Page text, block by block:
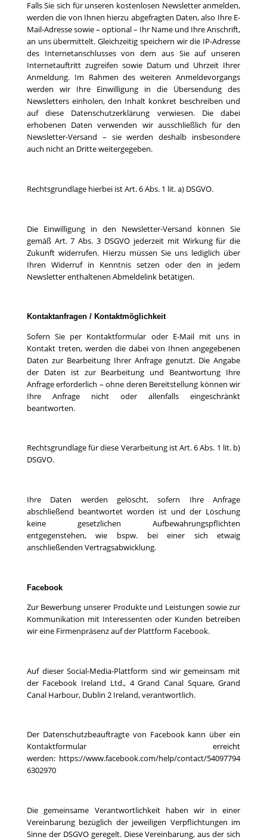
Falls Sie sich für unseren kostenlosen Newsletter anmelden,
werden die von Ihnen hierzu abgefragten Daten, also Ihre E-
Mail-Adresse sowie – optional – Ihr Name und Ihre Anschrift,
an uns übermittelt. Gleichzeitig speichern wir die IP-Adresse
des Internetanschlusses von dem aus Sie auf unseren
Internetauftritt zugreifen sowie Datum und Uhrzeit Ihrer
Anmeldung. Im Rahmen des weiteren Anmeldevorgangs
werden wir Ihre Einwilligung in die Übersendung des
Newsletters einholen, den Inhalt konkret beschreiben und
auf diese Datenschutzerklärung verwiesen. Die dabei
erhobenen Daten verwenden wir ausschließlich für den
Newsletter-Versand – sie werden deshalb insbesondere
auch nicht an Dritte weitergegeben.
Rechtsgrundlage hierbei ist Art. 6 Abs. 1 lit. a) DSGVO.
Die Einwilligung in den Newsletter-Versand können Sie
gemäß Art. 7 Abs. 3 DSGVO jederzeit mit Wirkung für die
Zukunft widerrufen. Hierzu müssen Sie uns lediglich über
Ihren Widerruf in Kenntnis setzen oder den in jedem
Newsletter enthaltenen Abmeldelink betätigen.
Kontaktanfragen / Kontaktmöglichkeit
Sofern Sie per Kontaktformular oder E-Mail mit uns in
Kontakt treten, werden die dabei von Ihnen angegebenen
Daten zur Bearbeitung Ihrer Anfrage genutzt. Die Angabe
der Daten ist zur Bearbeitung und Beantwortung Ihre
Anfrage erforderlich – ohne deren Bereitstellung können wir
Ihre Anfrage nicht oder allenfalls eingeschränkt
beantworten.
Rechtsgrundlage für diese Verarbeitung ist Art. 6 Abs. 1 lit. b)
DSGVO.
Ihre Daten werden gelöscht, sofern Ihre Anfrage
abschließend beantwortet worden ist und der Löschung
keine gesetzlichen Aufbewahrungspflichten
entgegenstehen, wie bspw. bei einer sich etwaig
anschließenden Vertragsabwicklung.
Facebook
Zur Bewerbung unserer Produkte und Leistungen sowie zur
Kommunikation mit Interessenten oder Kunden betreiben
wir eine Firmenpräsenz auf der Plattform Facebook.
Auf dieser Social-Media-Plattform sind wir gemeinsam mit
der Facebook Ireland Ltd., 4 Grand Canal Square, Grand
Canal Harbour, Dublin 2 Ireland, verantwortlich.
Der Datenschutzbeauftragte von Facebook kann über ein
Kontaktformular erreicht
werden: https://www.facebook.com/help/contact/54097794
6302970
Die gemeinsame Verantwortlichkeit haben wir in einer
Vereinbarung bezüglich der jeweiligen Verpflichtungen im
Sinne der DSGVO geregelt. Diese Vereinbarung, aus der sich